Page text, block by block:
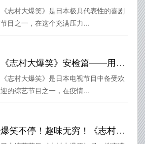
《志村大爆笑》是日本极具代表性的喜剧
节目之一，在这个充满压力...
《志村大爆笑》安检篇——用笑脸抵御疫情恐惧
《志村大爆笑》是日本电视节目中备受欢
迎的综艺节目之一，在疫情...
爆笑不停！趣味无穷！《志村大爆笑》全集百度网盘火热上线